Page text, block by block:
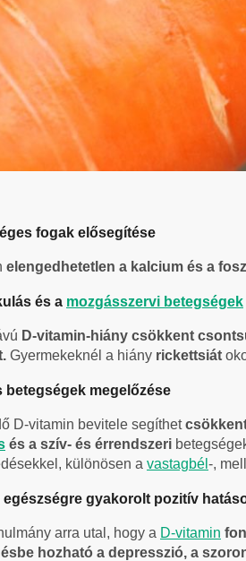
fogak elősegítése
elengedhetetlen a kalcium és a
és a mozgásszervi betegségek
D-vitamin-hiány csökkent
Gyermekeknél a hiány rickettsiát
betegségek megelőzése
D-vitamin bevitele segíthet
és a szív- és érrendszeri
különösen a vastagbél -,
egészségre gyakorolt pozitív
arra utal, hogy a D-vitamin
hozható a depresszió, a